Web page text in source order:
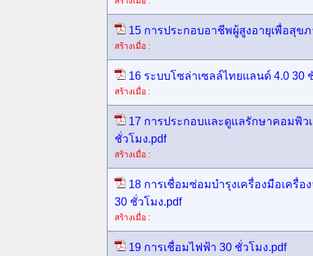
15 การประกอบอาชีพผู้สูงอายุเพื่อสุข
สร้างเมื่อ :
16 ระบบโซล่าเซลล์ไทยแลนด์ 4.0 30
สร้างเมื่อ :
17 การประกอบและดูแลรักษาคอมพิว
ชั่วโมง.pdf
สร้างเมื่อ :
18 การเชื่อมซ่อมบำรุงเครื่องมือเครื่อ
30 ชั่วโมง.pdf
สร้างเมื่อ :
19 การเชื่อมไฟฟ้า 30 ชั่วโมง.pdf